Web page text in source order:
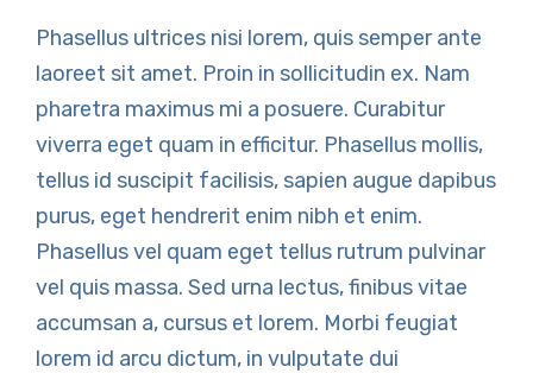
Phasellus ultrices nisi lorem, quis semper ante
laoreet sit amet. Proin in sollicitudin ex. Nam
pharetra maximus mi a posuere. Curabitur
viverra eget quam in efficitur. Phasellus mollis,
tellus id suscipit facilisis, sapien augue dapibus
purus, eget hendrerit enim nibh et enim.
Phasellus vel quam eget tellus rutrum pulvinar
vel quis massa. Sed urna lectus, finibus vitae
accumsan a, cursus et lorem. Morbi feugiat
lorem id arcu dictum, in vulputate dui